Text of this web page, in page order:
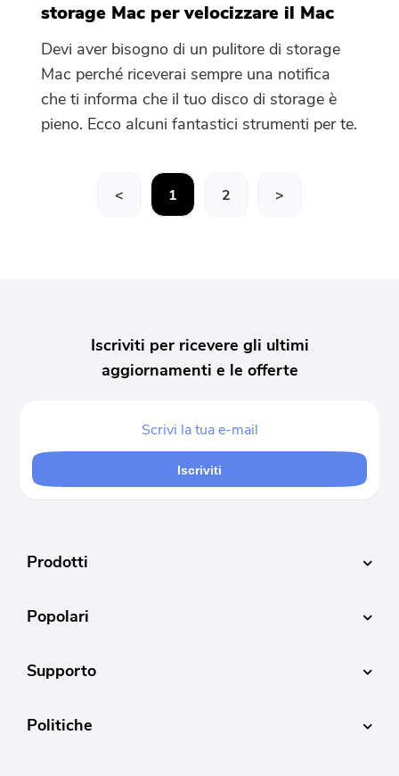
storage Mac per velocizzare il Mac
Devi aver bisogno di un pulitore di storage
Mac perché riceverai sempre una notifica
che ti informa che il tuo disco di storage è
pieno. Ecco alcuni fantastici strumenti per te.
< 1 2 >
Iscriviti per ricevere gli ultimi
aggiornamenti e le offerte
Iscriviti
Prodotti
Popolari
Supporto
Politiche